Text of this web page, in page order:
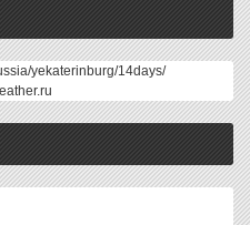
yekaterinburg/14days/